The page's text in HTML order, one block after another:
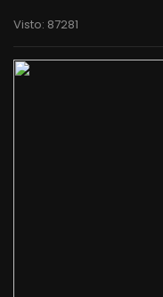
Visto: 87281